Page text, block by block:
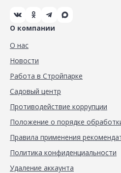
О компании
О нас
Новости
Работа в Стройпарке
Садовый центр
Противодействие коррупции
Положение о порядке
Правила применения
Политика конфиденциальности
Удаление аккаунта